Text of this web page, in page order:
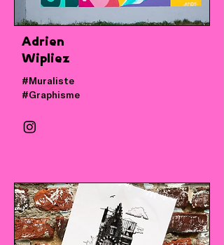
Adrien
Wipliez
#Muraliste
#Graphisme